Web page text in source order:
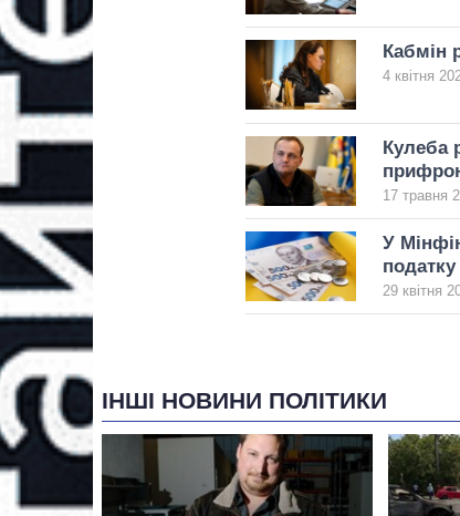
Кабмін
4 квітня
Кулеба
17 травня
У
29 квітня
ІНШІ НОВИНИ ПОЛІТИКИ